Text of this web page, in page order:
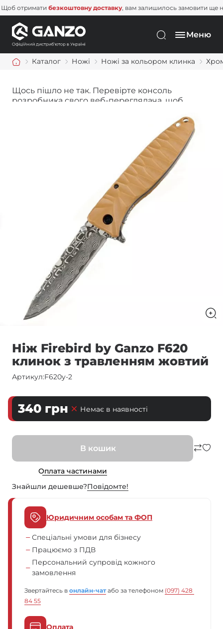
Щоб отриматибезкоштовну доставку, вам залишилось замовити
Меню
Каталог Ножі Ножі за кольором клинка
Щось пішло не так. Перевірте консоль
розробника свого веб-переглядача, щоб
Ніж Firebird by Ganzo F620
клинок з травленням жовтий
Артикул:F620y-2
340 грн Немає в наявності
В кошик
Оплата частинами
Знайшли дешевше?Повiдомте!
Юридичним особам та ФОП
Спеціальні умови для бізнесу
Працюємо з ПДВ
Персональний супровід кожного
замовлення
Звертайтесь в онлайн-чат або за телефоном (097) 428
84 55
Оплата